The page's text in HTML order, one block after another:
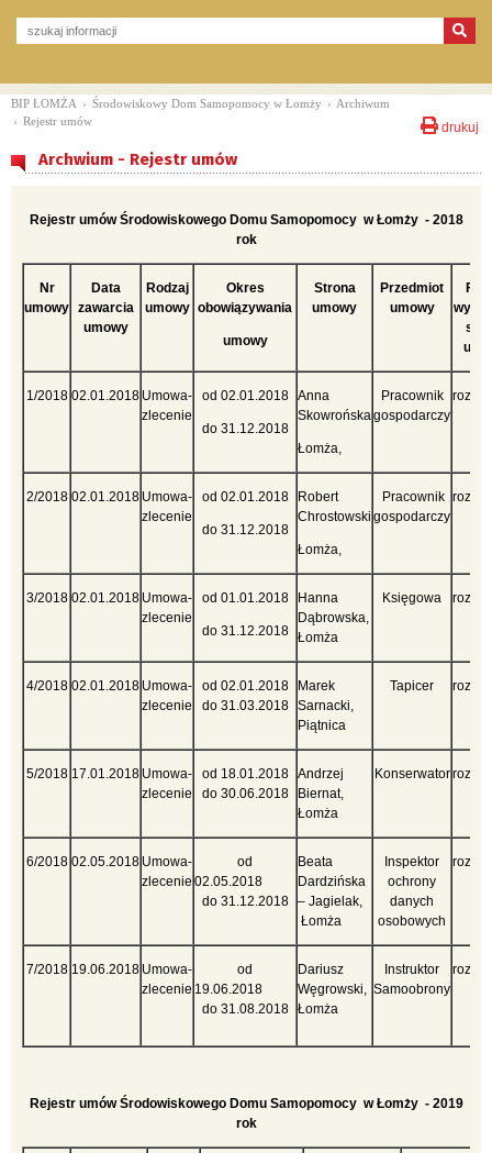
drukuj
BIP ŁOMŻA › Środowiskowy Dom Samopomocy w Łomży › Archiwum
› Rejestr umów
Archwium - Rejestr umów
Rejestr umów Środowiskowego Domu Samopomocy w Łomży - 2018
rok
Nr
umowy
Data
zawarcia
umowy
Rodzaj
umowy
Okres
obowiązywania
umowy
Strona
umowy
Przedmiot
umowy
1/2018 02.01.2018 Umowa-
zlecenie
od 02.01.2018
do 31.12.2018
Anna
Skowrońska
Łomża,
Pracownik
gospodarczy
2/2018 02.01.2018 Umowa-
zlecenie
od 02.01.2018
do 31.12.2018
Robert
Chrostowski
Łomża,
Pracownik
gospodarczy
3/2018 02.01.2018 Umowa-
zlecenie
od 01.01.2018
do 31.12.2018
Hanna
Dąbrowska,
Łomża
Księgowa
4/2018 02.01.2018 Umowa-
zlecenie
od 02.01.2018
do 31.03.2018
Marek
Sarnacki,
Piątnica
Tapicer
5/2018 17.01.2018 Umowa-
zlecenie
od 18.01.2018
do 30.06.2018
Andrzej
Biernat,
Łomża
Konserwator
6/2018 02.05.2018 Umowa-
zlecenie
od
02.05.2018
do 31.12.2018
Beata
Dardzińska
– Jagielak,
Łomża
Inspektor
ochrony
danych
osobowych
7/2018 19.06.2018 Umowa-
zlecenie
od
19.06.2018
do 31.08.2018
Dariusz
Węgrowski,
Łomża
Instruktor
Samoobrony
Rejestr umów Środowiskowego Domu Samopomocy w Łomży - 2019
rok